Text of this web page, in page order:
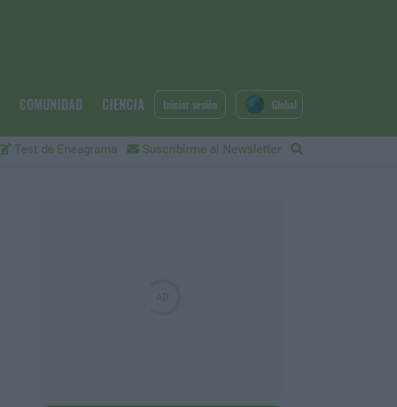
COMUNIDAD CIENCIA
Test de Eneagrama Suscribirme al Newsletter
Iniciar sesión Global